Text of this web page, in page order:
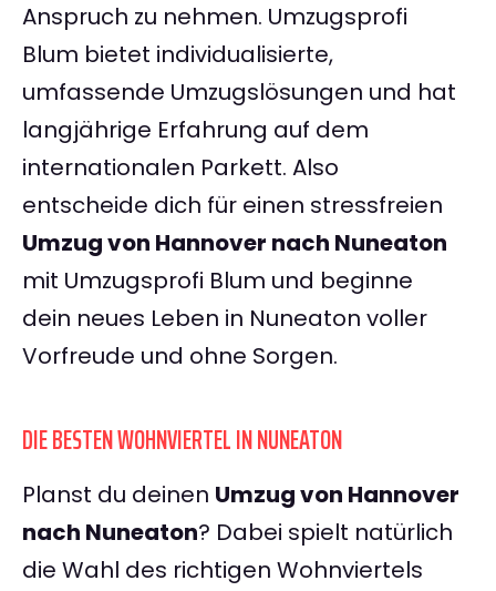
Anspruch zu nehmen. Umzugsprofi
Blum bietet individualisierte,
umfassende Umzugslösungen und hat
langjährige Erfahrung auf dem
internationalen Parkett. Also
entscheide dich für einen stressfreien
Umzug von Hannover nach Nuneaton
mit Umzugsprofi Blum und beginne
dein neues Leben in Nuneaton voller
Vorfreude und ohne Sorgen.
DIE BESTEN WOHNVIERTEL IN NUNEATON
Planst du deinen Umzug von Hannover
nach Nuneaton? Dabei spielt natürlich
die Wahl des richtigen Wohnviertels